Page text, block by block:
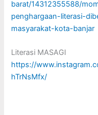
barat/14312355588/
penghargaan-literasi-
masyarakat-kota-banjar
Literasi MASAGI
https://
hTrNsMfx/